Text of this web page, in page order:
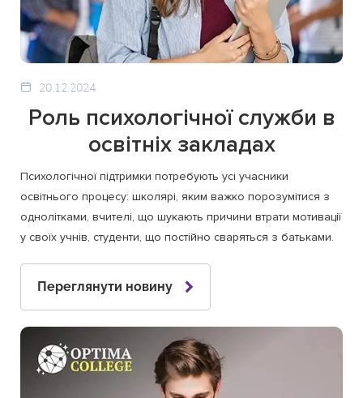
20.12.2024
Роль психологічної служби в
освітніх закладах
Психологічної підтримки потребують усі учасники
освітнього процесу: школярі, яким важко порозумітися з
однолітками, вчителі, що шукають причини втрати мотивації
у своїх учнів, студенти, що постійно сваряться з батьками.
Переглянути новину